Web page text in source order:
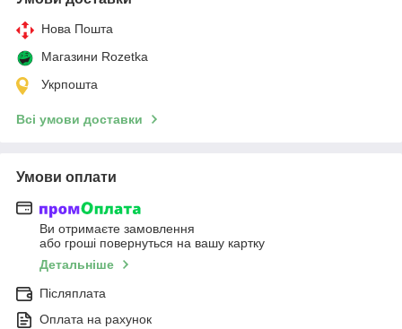
Нова Пошта
Магазини Rozetka
Укрпошта
Всі умови доставки
Умови оплати
Ви отримаєте замовлення
або гроші повернуться на вашу картку
Детальніше
Післяплата
Оплата на рахунок